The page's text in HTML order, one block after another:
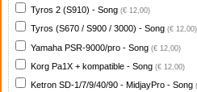
Tyros 2 (S910) - Song (€ 12,00)
Tyros (S670 / S900 / 3000) - Song (€ 12,00)
Yamaha PSR-9000/pro - Song (€ 12,00)
Korg Pa1X + kompatible - Song (€ 12,00)
Ketron SD-1/7/9/40/90 - MidjayPro - Song